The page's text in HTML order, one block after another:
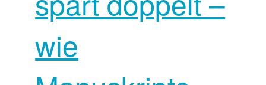
wie